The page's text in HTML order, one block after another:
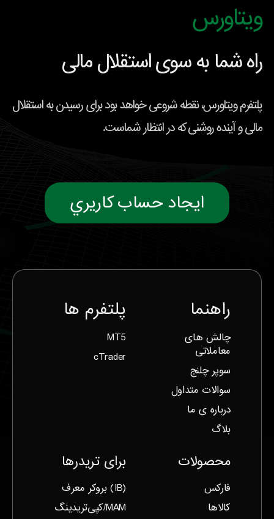
ویتاورس
راه شما به سوی استقلال مالی
پلتفرم ویتاورس، نقطه شروعی خواهد بود برای رسیدن به استقلال
مالی و آینده روشنی که در انتظار شماست.
ايجاد حساب كاريري
راهنما
چالش های
معاملاتی
سوپر چلنج
سوالات متداول
درباره ی ما
بلاگ
پلتفرم ها
MT5
cTrader
محصولات
فارکس
کالاها
برای تریدرها
(IB) بروکر معرف
MAM/کپی‌تریدینگ